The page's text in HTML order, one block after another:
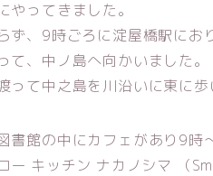
やってきました。
ず、9時ごろに淀屋橋駅に
て、中ノ島へ向かいました。
って中之島を川沿いに東に歩
書館の中にカフェがあり9
ー キッチン ナカノシマ